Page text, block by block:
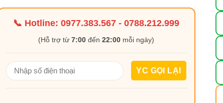
📞 Hotline:0977.383.567 -0788.212.999
(Hỗ trợ từ7:00 đến22:00 mỗi ngày)